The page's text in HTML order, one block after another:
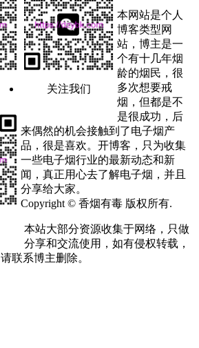
关注我们
本网站是个人
博客类型网
站，博主是一
个有十几年烟
龄的烟民，很
多次想要戒
烟，但都是不
是很成功，后
来偶然的机会接触到了电子烟产
品，很是喜欢。开博客，只为收集
一些电子烟行业的最新动态和新
闻，真正用心去了解电子烟，并且
分享给大家。
Copyright © 香烟有毒 版权所有.
本站大部分资源收集于网络，只做
分享和交流使用，如有侵权转载，
请联系博主删除。